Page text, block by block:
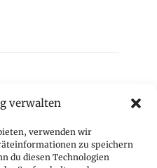
verwalten
verwenden wir
zu speichern
du diesen Technologien